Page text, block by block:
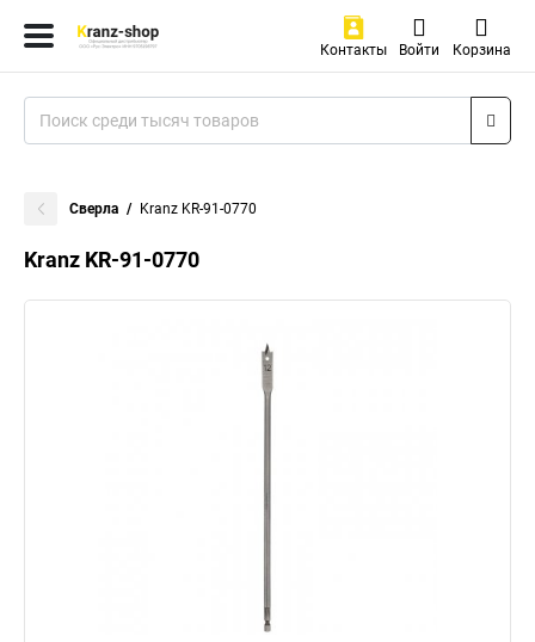
Контакты Войти Корзина
Сверла Kranz KR-91-0770
Kranz KR-91-0770